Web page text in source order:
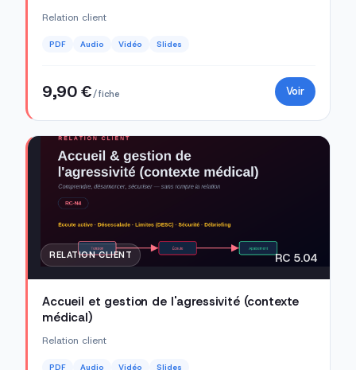
Relation client
PDF Audio Vidéo Slides
9,90 €/ fiche Voir
RELATION CLIENT RC 5.04
Accueil et gestion de l'agressivité (contexte
médical)
Relation client
PDF Audio Vidéo Slides